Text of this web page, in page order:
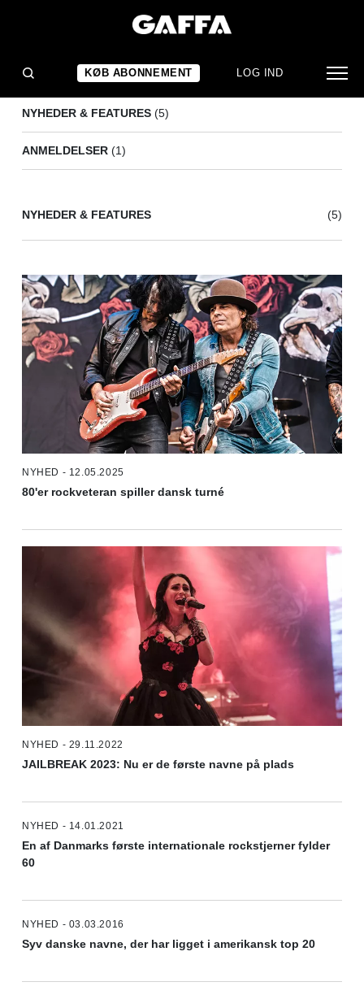
KØB ABONNEMENT LOG IND
NYHEDER & FEATURES (5)
ANMELDELSER (1)
NYHEDER & FEATURES (5)
NYHED - 12.05.2025
80'er rockveteran spiller dansk turné
NYHED - 29.11.2022
JAILBREAK 2023: Nu er de første navne på plads
NYHED - 14.01.2021
En af Danmarks første internationale rockstjerner fylder
60
NYHED - 03.03.2016
Syv danske navne, der har ligget i amerikansk top 20